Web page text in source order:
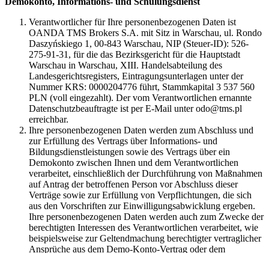
Verantwortlicher für Ihre personenbezogenen Daten ist
OANDA TMS Brokers S.A. mit Sitz in Warschau, ul. Rondo
Daszyńskiego 1, 00-843 Warschau, NIP (Steuer-ID): 526-
275-91-31, für die das Bezirksgericht für die Hauptstadt
Warschau in Warschau, XIII. Handelsabteilung des
Landesgerichtsregisters, Eintragungsunterlagen unter der
Nummer KRS: 0000204776 führt, Stammkapital 3 537 560
PLN (voll eingezahlt). Der vom Verantwortlichen ernannte
Datenschutzbeauftragte ist per E-Mail unter odo@tms.pl
erreichbar.
Ihre personenbezogenen Daten werden zum Abschluss und
zur Erfüllung des Vertrags über Informations- und
Bildungsdienstleistungen sowie des Vertrags über ein
Demokonto zwischen Ihnen und dem Verantwortlichen
verarbeitet, einschließlich der Durchführung von Maßnahmen
auf Antrag der betroffenen Person vor Abschluss dieser
Verträge sowie zur Erfüllung von Verpflichtungen, die sich
aus den Vorschriften zur Einwilligungsabwicklung ergeben.
Ihre personenbezogenen Daten werden auch zum Zwecke der
berechtigten Interessen des Verantwortlichen verarbeitet, wie
beispielsweise zur Geltendmachung berechtigter vertraglicher
Ansprüche aus dem Demo-Konto-Vertrag oder dem